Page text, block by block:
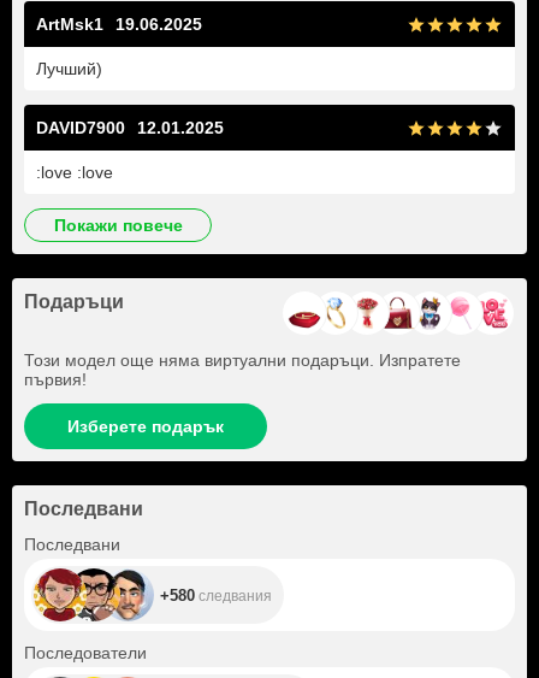
ArtMsk1 19.06.2025
Лучший)
DAVID7900 12.01.2025
:love :love
покажи повече
Подаръци
Този модел още няма виртуални подаръци. Изпратете
първия!
Изберете подарък
Последвани
Последвани
+580 следвания
Последователи